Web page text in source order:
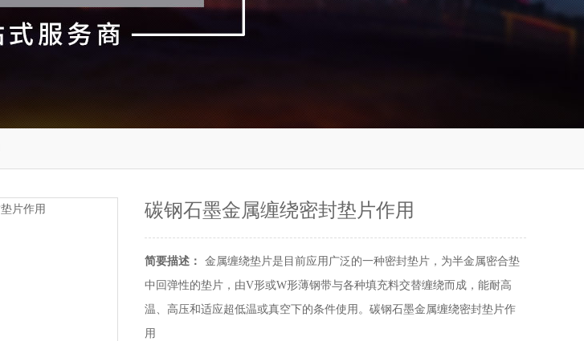
碳钢石墨金属缠绕密封垫片作用
简要描述：
金属缠绕垫片是目前应用广泛的一种密封垫片，为半金属密合垫
中回弹性的垫片，由V形或W形薄钢带与各种填充料交替缠绕而成，能耐高
温、高压和适应超低温或真空下的条件使用。碳钢石墨金属缠绕密封垫片作
用